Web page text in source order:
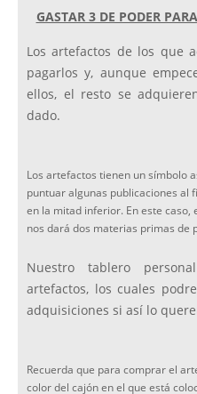
GASTAR 3 DE PODER
Los artefactos de los que
pagarlos y, aunque
ellos, el resto se
dado.
Los artefactos tienen un símbolo
puntuar algunas publicaciones al
en la mitad inferior. En este
nos dará dos materias primas de
Nuestro tablero
artefactos, los cuales
adquisiciones si así lo
Recuerda que para comprar el
color del cajón en el que está